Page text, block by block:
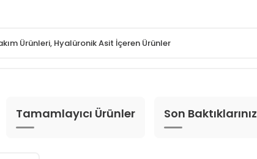
Ürünleri, Hyalüronik Asit İçeren Ürünler
Tamamlayıcı Ürünler Son Baktıklarınız